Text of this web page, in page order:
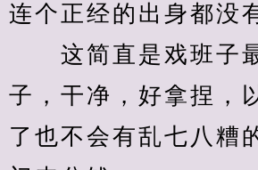
连个正经的出身都没
这简直是戏班子
子，干净，好拿捏，
了也不会有乱七八糟